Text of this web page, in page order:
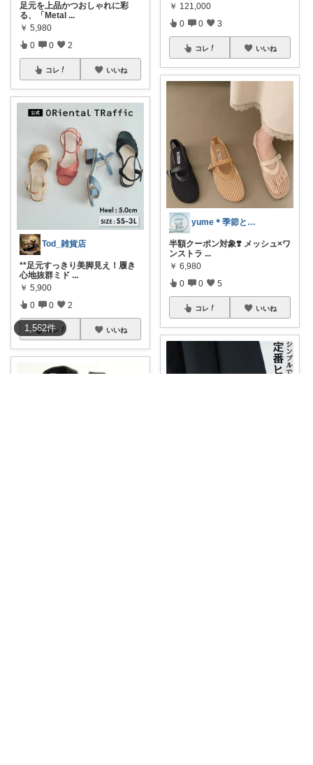
1,562件
足元を上品かつおしゃれに彩
る、「Metal ...
￥ 5,980
0 0 2
コレ いいね
Tod_雑貨店
**足元すっきり美脚見え！履き
心地抜群ミド ...
￥ 5,900
0 0 2
コレ いいね
￥ 121,000
0 0 3
コレ いいね
yume＊季節と暮らしを愉しむ
半額クーポン対象❣️ メッシュ×ワ
ンストラ ...
￥ 6,980
0 0 5
コレ いいね